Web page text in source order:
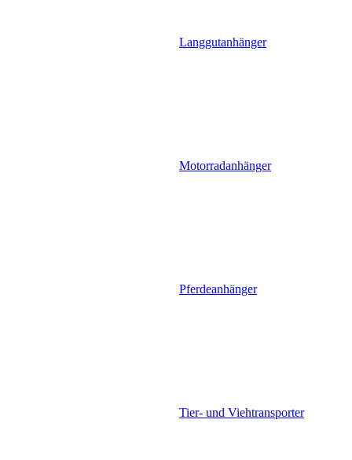
Langgutanhänger
Motorradanhänger
Pferdeanhänger
Tier- und Viehtransporter